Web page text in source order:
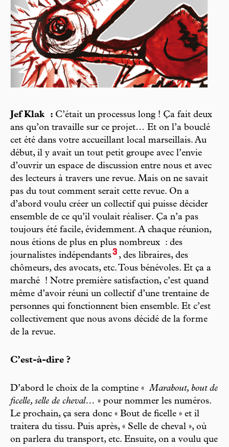
Jef Klak : C’était un processus long ! Ça fait deux
ans qu’on travaille sur ce projet… Et on l’a bouclé
cet été dans votre accueillant local marseillais. Au
début, il y avait un tout petit groupe avec l’envie
d’ouvrir un espace de discussion entre nous et avec
des lecteurs à travers une revue. Mais on ne savait
pas du tout comment serait cette revue. On a
d’abord voulu créer un collectif qui puisse décider
ensemble de ce qu’il voulait réaliser. Ça n’a pas
toujours été facile, évidemment. A chaque réunion,
nous étions de plus en plus nombreux : des
journalistes indépendants3 , des libraires, des
chômeurs, des avocats, etc. Tous bénévoles. Et ça a
marché ! Notre première satisfaction, c’est quand
même d’avoir réuni un collectif d’une trentaine de
personnes qui fonctionnent bien ensemble. Et c’est
collectivement que nous avons décidé de la forme
de la revue.
C’est-à-dire ?
D’abord le choix de la comptine « Marabout, bout de
ficelle, selle de cheval… » pour nommer les numéros.
Le prochain, ça sera donc « Bout de ficelle » et il
traitera du tissu. Puis après, « Selle de cheval », où
on parlera du transport, etc. Ensuite, on a voulu que